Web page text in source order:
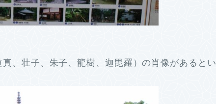
、壮子、朱子、龍樹、迦毘羅）の肖像があるとい